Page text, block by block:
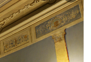
RU
CN